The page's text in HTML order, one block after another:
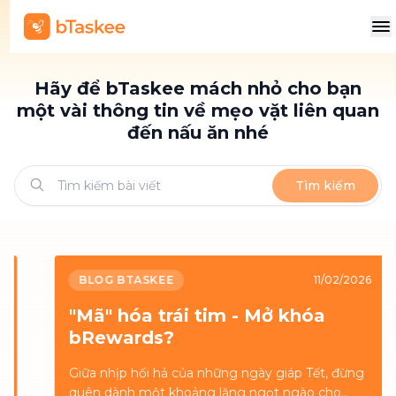
Hãy để bTaskee mách nhỏ cho bạn
một vài thông tin về mẹo vặt liên quan
đến nấu ăn nhé
Tìm kiếm
BLOG BTASKEE 11/02/2026
"Mã" hóa trái tim - Mở khóa
bRewards?
Giữa nhịp hối hả của những ngày giáp Tết, đừng
quên dành một khoảng lặng ngọt ngào cho